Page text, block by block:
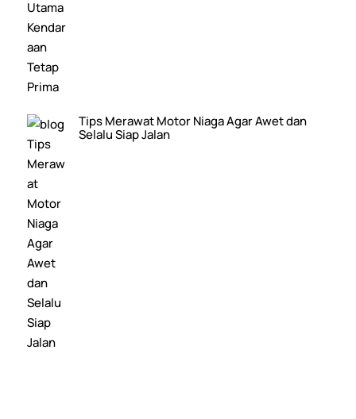
Tips Merawat Motor Niaga Agar Awet dan
Selalu Siap Jalan